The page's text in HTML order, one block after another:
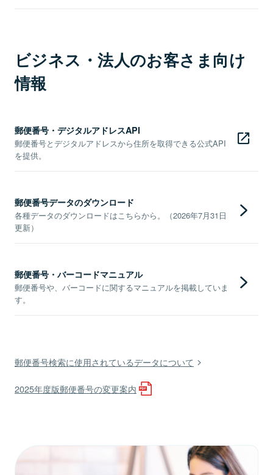
ビジネス・法人のお客さま向け
情報
郵便番号・デジタルアドレスAPI
郵便番号とデジタルアドレスから住所を取得できる公式API
を提供。
郵便番号データのダウンロード
各種データのダウンロードはこちらから。（2026年7月31日
更新）
郵便番号・バーコードマニュアル
郵便番号や、バーコードに関するマニュアルを掲載していま
す。
郵便番号検索に使用されているデータについて
2025年度版郵便番号の変更案内